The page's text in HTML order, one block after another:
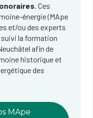
. Ces
énergie (MApe
et/ou des experts
suivi la formation
afin de
historique et
des
MApe